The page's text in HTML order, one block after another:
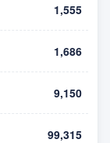
1,555
1,686
9,150
99,315